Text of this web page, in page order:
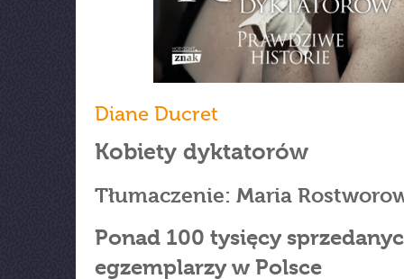
Diane Ducret
Kobiety dyktatorów
Tłumaczenie: Maria
Ponad 100 tysięcy
egzemplarzy w Polsce